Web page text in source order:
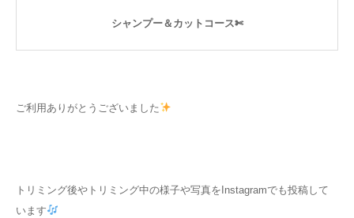
シャンプー＆カットコース✄
ご利用ありがとうございました
トリミング後やトリミング中の様子や写真をInstagramでも投稿して
います